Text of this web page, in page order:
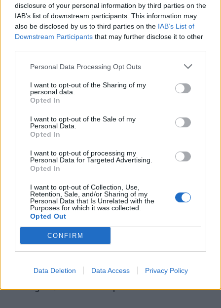
disclosure of your personal information by third parties on the
IAB’s list of downstream participants. This information may
also be disclosed by us to third parties on the IAB’s List of
Downstream Participants that may further disclose it to other
Personal Data Processing Opt Outs
I want to opt-out of the Sharing of my
personal data.
Opted In
I want to opt-out of the Sale of my
Personal Data.
Opted In
I want to opt-out of processing my
Personal Data for Targeted Advertising.
Opted In
I want to opt-out of Collection, Use,
Retention, Sale, and/or Sharing of my
Personal Data that Is Unrelated with the
Purposes for which it was collected.
Opted Out
CONFIRM
Data Deletion Data Access Privacy Policy
NAUJI
Sportas
Prieš varžybas jūroje
buriuotojai pasirodė
miesto gatvėse
Gyvenimas
Tualetinis popierius
traukiasi į praeitį: kuo jį
pakeis artimiausiu metu